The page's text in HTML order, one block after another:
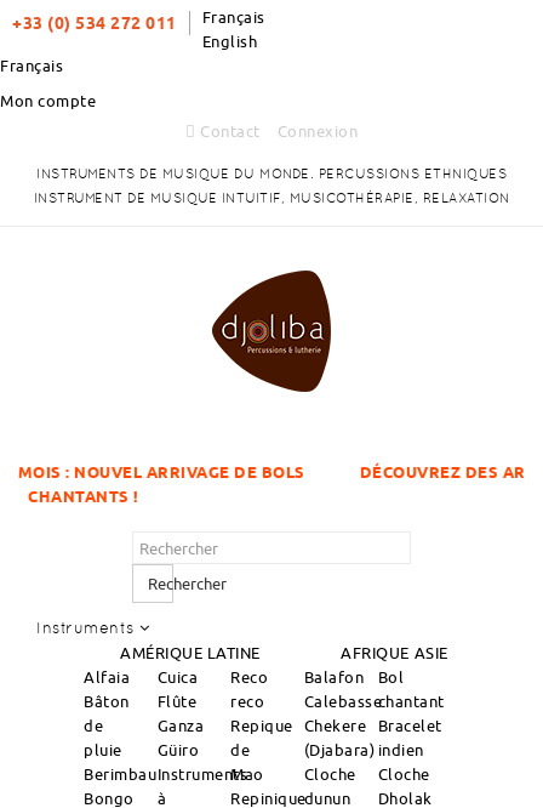
+33 (0) 534 272 011
Français
English
Français
Mon compte
Contact
Connexion
INSTRUMENTS DE MUSIQUE DU MONDE. PERCUSSIONS ETHNIQUES
INSTRUMENT DE MUSIQUE INTUITIF, MUSICOTHÉRAPIE, RELAXATION
DE BOLS
DÉCOUVREZ DES ARTICLES À DES PRIX
Rechercher
Instruments
AMÉRIQUE LATINE AFRIQUE ASIE
Alfaia
Bâton
de
pluie
Berimbau
Bongo
Cuica
Flûte
Ganza
Güiro
Instruments
à
Reco
reco
Repique
de
Mao
Repinique
Balafon
Calebasse
Chekere
(Djabara)
Cloche
dunun
Bol
chantant
Bracelet
indien
Cloche
Dholak